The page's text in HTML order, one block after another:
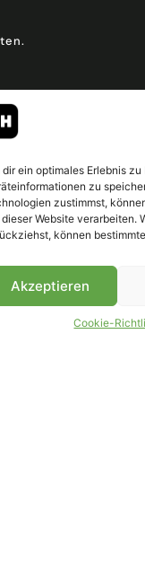
dir ein optimales Erlebnis
zu
zustimmst,
Website verarbeiten.
können
Akzeptieren
Cookie-